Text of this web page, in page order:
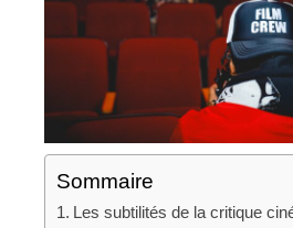
Sommaire
Les subtilités de la critique